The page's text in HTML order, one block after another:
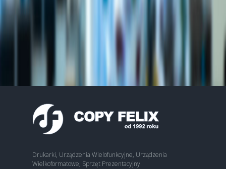
Drukarki, Urządzenia Wielofunkcyjne, Urządzenia
Wielkoformatowe, Sprzęt Prezentacyjny